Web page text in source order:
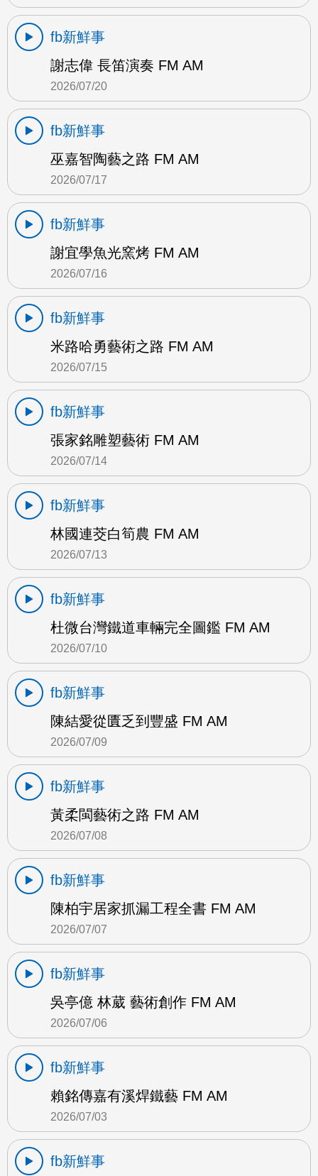
fb新鮮事
謝志偉 長笛演奏 FM AM
2026/07/20
fb新鮮事
巫嘉智陶藝之路 FM AM
2026/07/17
fb新鮮事
謝宜學魚光窯烤 FM AM
2026/07/16
fb新鮮事
米路哈勇藝術之路 FM AM
2026/07/15
fb新鮮事
張家銘雕塑藝術 FM AM
2026/07/14
fb新鮮事
林國連茭白筍農 FM AM
2026/07/13
fb新鮮事
杜微台灣鐵道車輛完全圖鑑 FM AM
2026/07/10
fb新鮮事
陳結愛從匱乏到豐盛 FM AM
2026/07/09
fb新鮮事
黃柔閩藝術之路 FM AM
2026/07/08
fb新鮮事
陳柏宇居家抓漏工程全書 FM AM
2026/07/07
fb新鮮事
吳亭億 林葳 藝術創作 FM AM
2026/07/06
fb新鮮事
賴銘傳嘉有溪焊鐵藝 FM AM
2026/07/03
fb新鮮事